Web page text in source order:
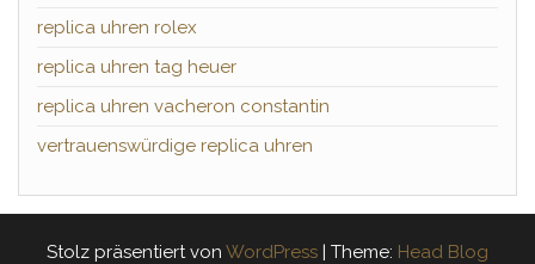
replica uhren rolex
replica uhren tag heuer
replica uhren vacheron constantin
vertrauenswürdige replica uhren
Stolz präsentiert von WordPress | Theme: Head Blog